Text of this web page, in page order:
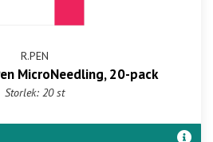
R.PEN
MicroNeedling, 20-pack
Storlek: 20 st